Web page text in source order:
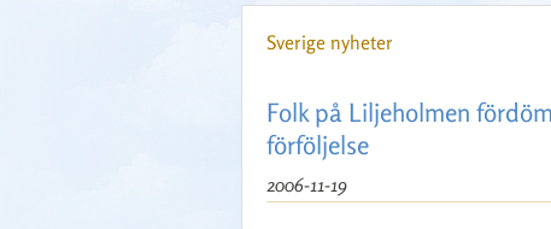
Sverige nyheter
Folk på Liljeholmen
förföljelse
2006-11-19